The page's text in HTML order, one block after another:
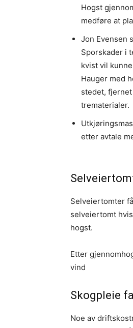
Hogst
medføre at
Jon Evensen
Sporskader i
kvist vil
Hauger med
stedet,
trematerialer.
etter avtale
Selveiertomter
selveiertomt
hogst.
Etter
vind
Skogpleie
Noe av